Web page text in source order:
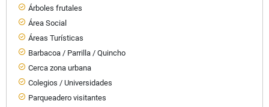
Árboles frutales
Área Social
Áreas Turísticas
Barbacoa / Parrilla / Quincho
Cerca zona urbana
Colegios / Universidades
Parqueadero visitantes